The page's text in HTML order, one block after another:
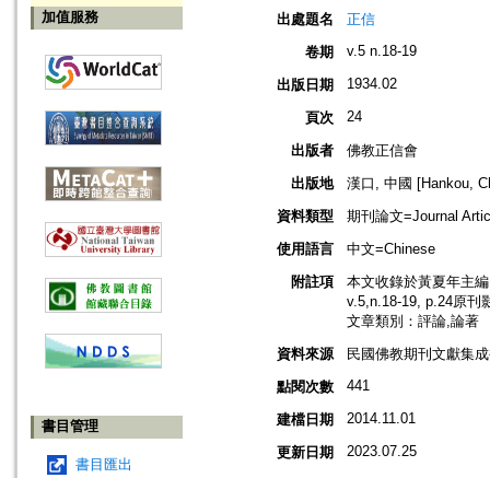
加值服務
書目管理
書目匯出
出處題名
正信
卷期
v.5 n.18-19
出版日期 1934.02
頁次 24
出版者
佛教正信會
出版地
漢口, 中國 [Hankou,
資料類型
期刊論文=Journal
使用語言
中文=Chinese
附註項
本文收錄於黃夏年主
v.5,n.18-19, p.24原刊
文章類別：評論,論著
資料來源
民國佛教期刊文獻集
點閱次數
441
建檔日期 2014.11.01
更新日期 2023.07.25